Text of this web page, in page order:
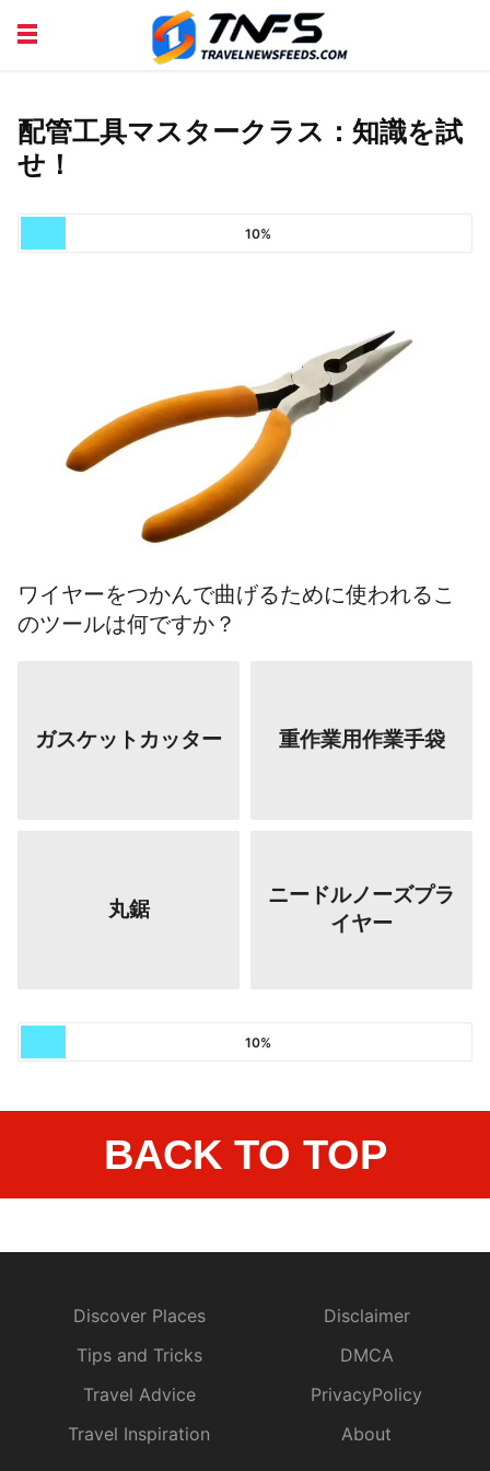
DISCOVER PLACES TIPS AND TRICKS
配管工具マスタークラス：知識を試
せ！
10%
ワイヤーをつかんで曲げるために使われるこ
のツールは何ですか？
ガスケットカッター 重作業用作業手袋
丸鋸
ニードルノーズプラ
イヤー
10%
BACK TO TOP
Discover Places
Tips and Tricks
Travel Advice
Travel Inspiration
Disclaimer
DMCA
PrivacyPolicy
About